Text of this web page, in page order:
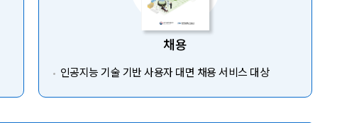
채용
인공지능 기술 기반 사용자 대면 채용 서비스 대상